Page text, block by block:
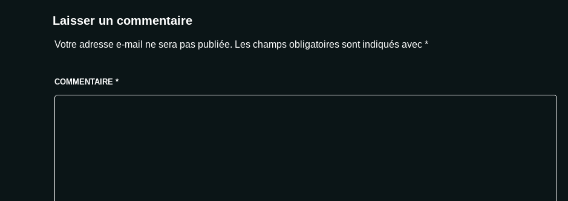
Laisser un commentaire
Votre adresse e-mail ne sera pas publiée. Les champs obligatoires sont indiqués avec *
COMMENTAIRE *